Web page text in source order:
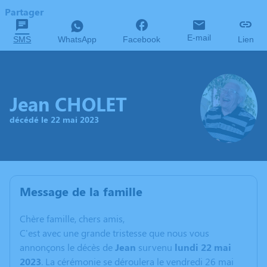
Partager
SMS WhatsApp Facebook E-mail Lien
Jean CHOLET
décédé le 22 mai 2023
Message de la famille
Chère famille, chers amis,
C'est avec une grande tristesse que nous vous
annonçons le décès deJean survenu lundi 22 mai
2023. La cérémonie se déroulera le vendredi 26 mai